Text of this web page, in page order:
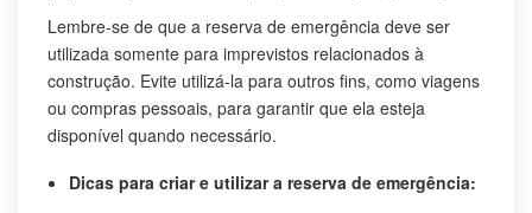
Lembre-se de que a reserva de emergência deve ser
utilizada somente para imprevistos relacionados à
construção. Evite utilizá-la para outros fins, como viagens
ou compras pessoais, para garantir que ela esteja
disponível quando necessário.
Dicas para criar e utilizar a reserva de emergência: